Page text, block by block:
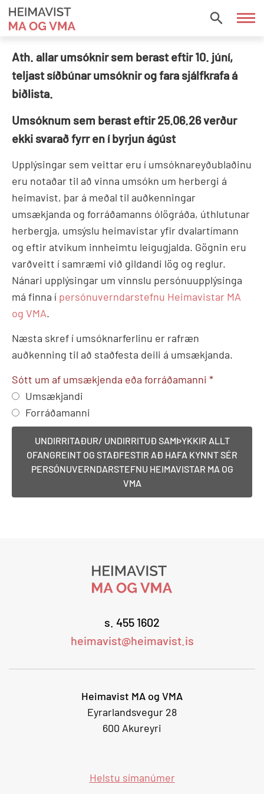
Fara
í
OG
VMA
Ath. allar umsóknir sem berast eftir 10. júní,
teljast síðbúnar umsóknir og fara sjálfkrafa á
biðlista.
Umsóknum sem berast eftir 25.06.26 verður
ekki svarað fyrr en í byrjun ágúst
Upplýsingar sem veittar eru í umsóknareyðublaðinu
eru notaðar til að vinna umsókn um herbergi á
heimavist, þar á meðal til auðkenningar
umsækjanda og forráðamanns ólögráða, úthlutunar
herbergja, umsýslu heimavistar yfir dvalartímann
og eftir atvikum innheimtu leigugjalda. Gögnin eru
varðveitt í samræmi við gildandi lög og reglur.
Nánari upplýsingar um vinnslu persónuupplýsinga
má finna í persónuverndarstefnu Heimavistar MA
og VMA.
Næsta skref í umsóknarferlinu er rafræn
auðkenning til að staðfesta deili á umsækjanda.
Sótt um af umsækjenda eða forráðamanni
Umsækjandi
Forráðamanni
UNDIRRITAÐUR/ UNDIRRITUÐ SAMÞYKKIR ALLT
OFANGREINT OG STAÐFESTIR AÐ HAFA KYNNT SÉR
PERSÓNUVERNDARSTEFNU HEIMAVISTAR MA OG
VMA
s. 455 1602
heimavist@heimavist.is
Heimavist MA og VMA
Eyrarlandsvegur 28
600 Akureyri
Helstu símanúmer